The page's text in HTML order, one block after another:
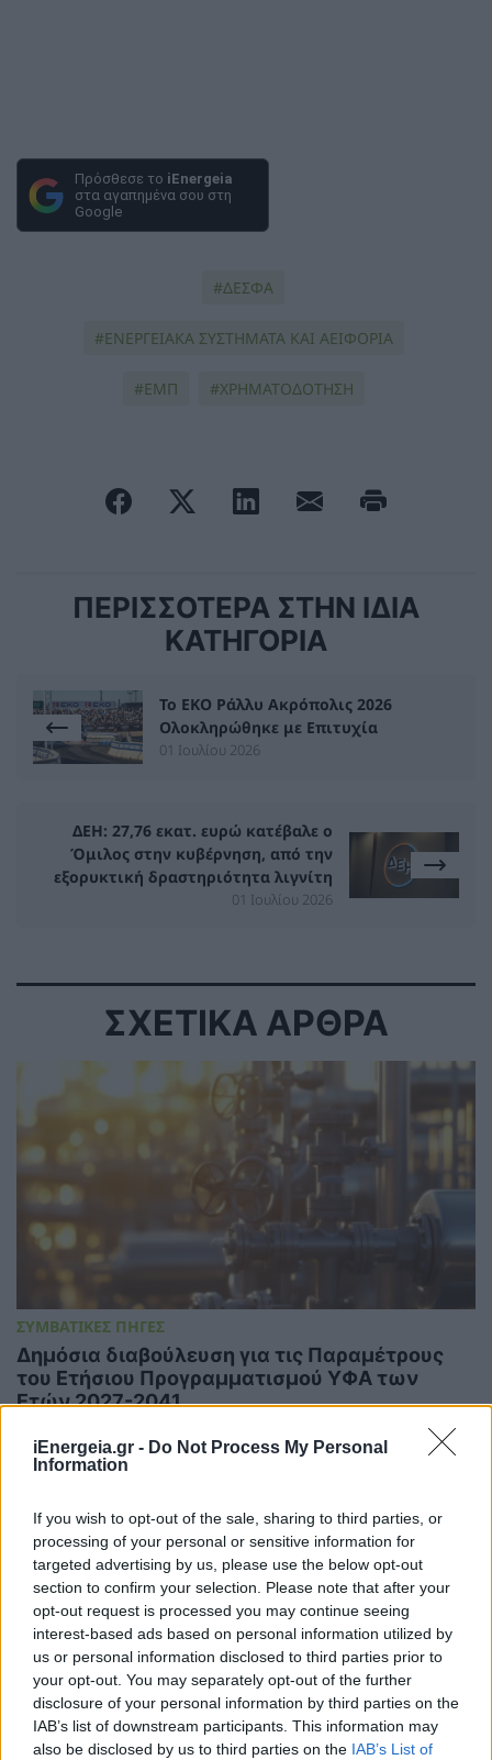
iEnergeia.gr - Do Not Process My Personal
Information
If you wish to opt-out of the sale, sharing to third parties, or
processing of your personal or sensitive information for
targeted advertising by us, please use the below opt-out
section to confirm your selection. Please note that after your
opt-out request is processed you may continue seeing
interest-based ads based on personal information utilized by
us or personal information disclosed to third parties prior to
your opt-out. You may separately opt-out of the further
disclosure of your personal information by third parties on the
IAB’s list of downstream participants. This information may
also be disclosed by us to third parties on the IAB’s List of
Πρόσθεσε το iEnergeia
στα αγαπημένα σου στη
Google
ΔΕΣΦΑ
ΕΝΕΡΓΕΙΑΚΑ ΣΥΣΤΗΜΑΤΑ ΚΑΙ ΑΕΙΦΟΡΙΑ
ΕΜΠ ΧΡΗΜΑΤΟΔΟΤΗΣΗ
ΠΕΡΙΣΣΟΤΕΡΑ ΣΤΗΝ ΙΔΙΑ
ΚΑΤΗΓΟΡΙΑ
Το ΕΚΟ Ράλλυ Ακρόπολις 2026
Ολοκληρώθηκε με Επιτυχία
01 Ιουλίου 2026
ΔΕΗ: 27,76 εκατ. ευρώ κατέβαλε ο
Όμιλος στην κυβέρνηση, από την
εξορυκτική δραστηριότητα λιγνίτη
01 Ιουλίου 2026
ΣΧΕΤΙΚΑ ΑΡΘΡΑ
ΣΥΜΒΑΤΙΚΕΣ ΠΗΓΕΣ
Δημόσια διαβούλευση για τις Παραμέτρους
του Ετήσιου Προγραμματισμού ΥΦΑ των
Ετών 2027-2041